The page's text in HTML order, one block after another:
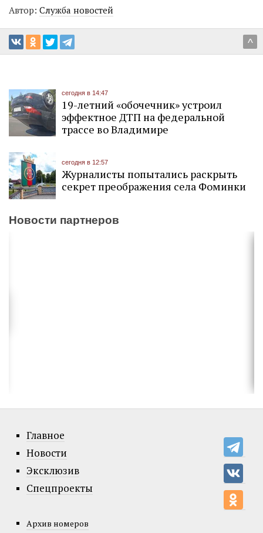
Автор: Служба новостей
^
сегодня в 14:47
19-летний «обочечник» устроил
эффектное ДТП на федеральной
трассе во Владимире
сегодня в 12:57
Журналисты попытались раскрыть
секрет преображения села Фоминки
Новости партнеров
Главное
Новости
Эксклюзив
Спецпроекты
Архив номеров